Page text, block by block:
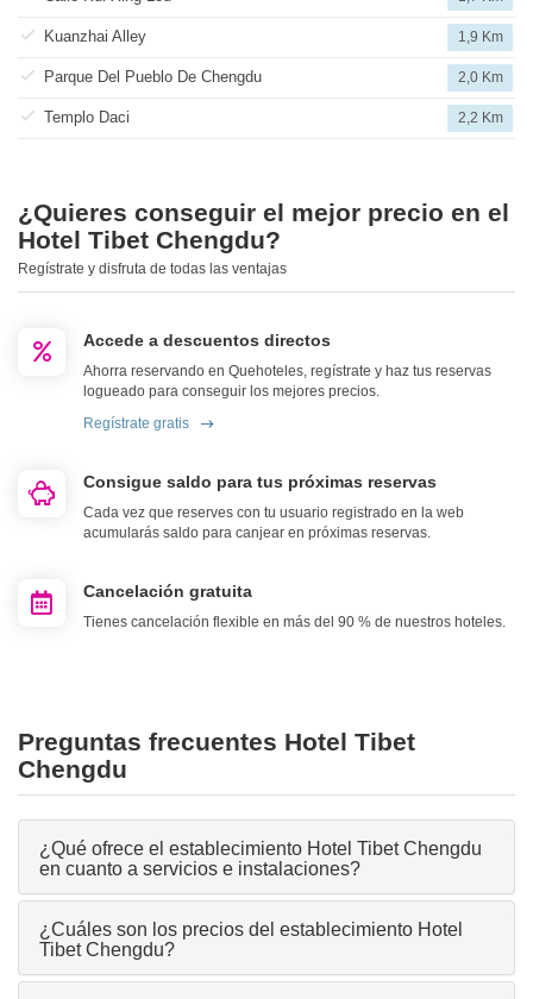
Kuanzhai Alley 1,9 Km
Parque Del Pueblo De Chengdu 2,0 Km
Templo Daci 2,2 Km
¿Quieres conseguir el mejor precio en el
Hotel Tibet Chengdu?
Regístrate y disfruta de todas las ventajas
Accede a descuentos directos
Ahorra reservando en Quehoteles, regístrate y haz tus reservas
logueado para conseguir los mejores precios.
Regístrate gratis
Consigue saldo para tus próximas reservas
Cada vez que reserves con tu usuario registrado en la web
acumularás saldo para canjear en próximas reservas.
Cancelación gratuita
Tienes cancelación flexible en más del 90 % de nuestros hoteles.
Preguntas frecuentes Hotel Tibet
Chengdu
¿Qué ofrece el establecimiento Hotel Tibet Chengdu
en cuanto a servicios e instalaciones?
¿Cuáles son los precios del establecimiento Hotel
Tibet Chengdu?